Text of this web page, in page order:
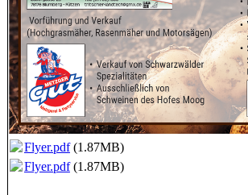
Flyer.pdf(1.87MB)
Flyer.pdf(1.87MB)